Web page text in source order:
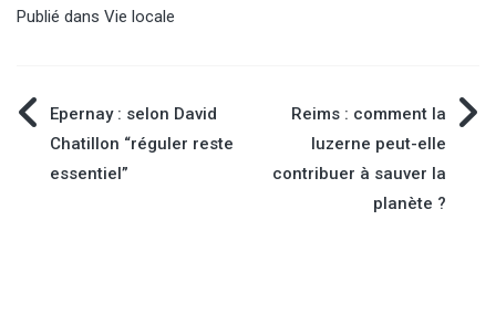
Publié dans Vie locale
Navigation
de
Epernay : selon David
Chatillon “réguler reste
essentiel”
Reims : comment la
luzerne peut-elle
contribuer à sauver la
planète ?